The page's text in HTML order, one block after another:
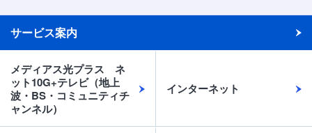
サービス案内
メディアス光プラス ネ
ット10G+テレビ（地上
波・BS・コミュニティチ
ャンネル）
インターネット